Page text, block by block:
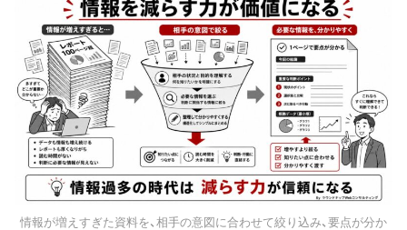
情報が増えすぎた資料を、相手の意図に合わせて絞り込み、要点が分か